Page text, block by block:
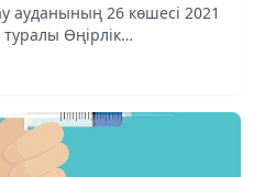
ауданының 26 көшесі 2021
Өңірлік
баспасөз
Алатау ауданының әкімі